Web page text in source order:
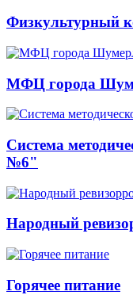
Физкультурный
МФЦ города
Система
№6"
Народный
Горячее питание